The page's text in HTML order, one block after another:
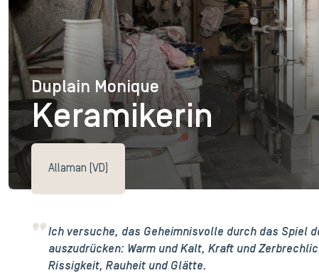
Duplain Monique
Duplain Monique
Keramikerin
Allaman (VD)
Ich versuche, das Geheimnisvolle durch das Spiel
auszudrücken: Warm und Kalt, Kraft und
Rissigkeit, Rauheit und Glätte.